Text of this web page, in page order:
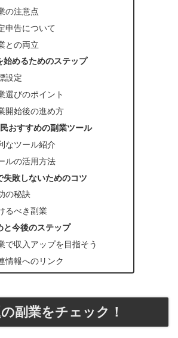
の注意点
申告について
との両立
始めるためのステップ
設定
選びのポイント
開始後の進め方
おすすめの副業ツール
なツール紹介
ルの活用方法
失敗しないためのコツ
の秘訣
るべき副業
と今後のステップ
で収入アップを目指そう
情報へのリンク
副業をチェック！